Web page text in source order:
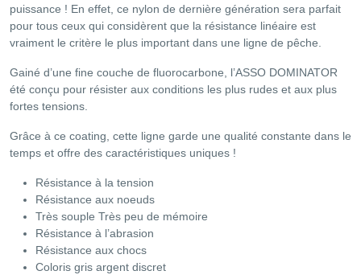
puissance ! En effet, ce nylon de dernière génération sera parfait
pour tous ceux qui considèrent que la résistance linéaire est
vraiment le critère le plus important dans une ligne de pêche.
Gainé d’une fine couche de fluorocarbone, l’ASSO DOMINATOR
été conçu pour résister aux conditions les plus rudes et aux plus
fortes tensions.
Grâce à ce coating, cette ligne garde une qualité constante dans le
temps et offre des caractéristiques uniques !
Résistance à la tension
Résistance aux noeuds
Très souple Très peu de mémoire
Résistance à l’abrasion
Résistance aux chocs
Coloris gris argent discret